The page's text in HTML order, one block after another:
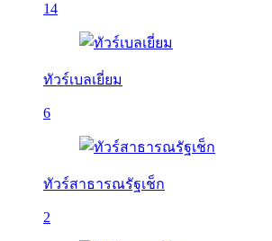
14
ทัวร์เบลเยี่ยม
6
ทัวร์สาธารณรัฐเช็ก
2